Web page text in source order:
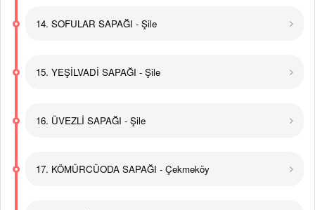
14. SOFULAR SAPAĞI - Şile
15. YEŞİLVADİ SAPAĞI - Şile
16. ÜVEZLİ SAPAĞI - Şile
17. KÖMÜRCÜODA SAPAĞI - Çekmeköy